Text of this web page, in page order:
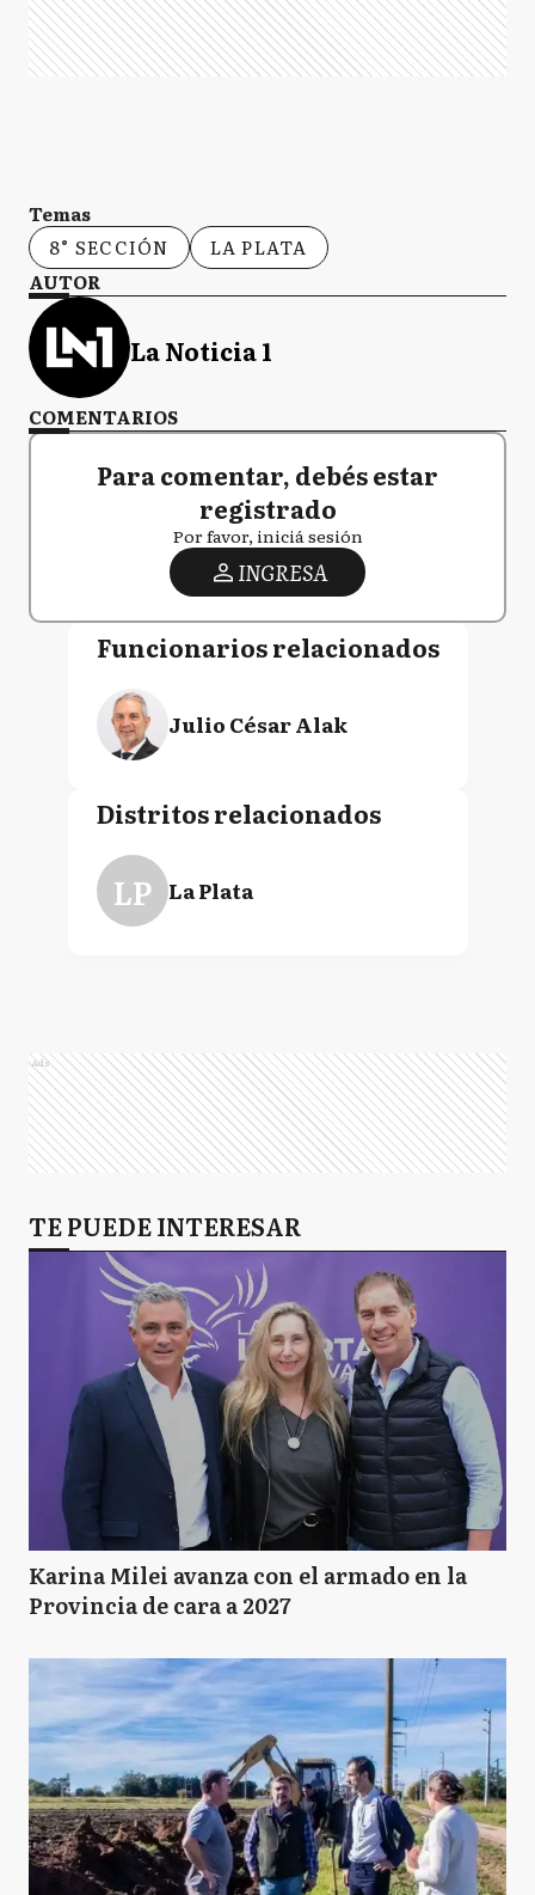
Temas
8° SECCIÓN
LA PLATA
AUTOR
La Noticia 1
COMENTARIOS
Para comentar, debés estar
registrado
Por favor, iniciá sesión
INGRESA
Funcionarios relacionados
Julio César Alak
Distritos relacionados
LP La Plata
Ads
TE PUEDE INTERESAR
Karina Milei avanza con el armado en la
Provincia de cara a 2027